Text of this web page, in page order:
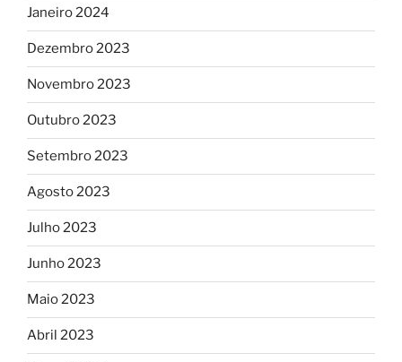
Janeiro 2024
Dezembro 2023
Novembro 2023
Outubro 2023
Setembro 2023
Agosto 2023
Julho 2023
Junho 2023
Maio 2023
Abril 2023